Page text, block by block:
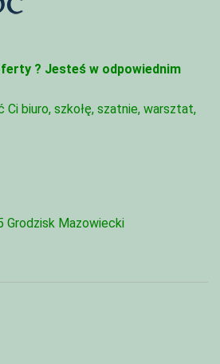
? Jesteś w odpowiednim
biuro, szkołę, szatnie, warsztat,
Grodzisk Mazowiecki